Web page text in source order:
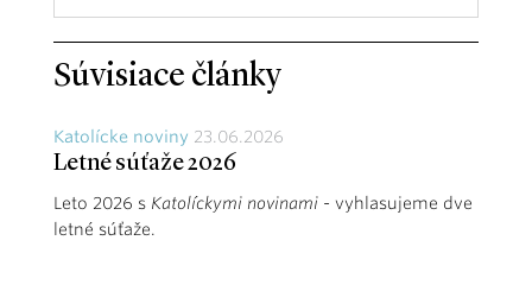
Súvisiace články
Katolícke noviny 23.06.2026
Letné súťaže 2026
Leto 2026 s Katolíckymi novinami - vyhlasujeme dve
letné súťaže.